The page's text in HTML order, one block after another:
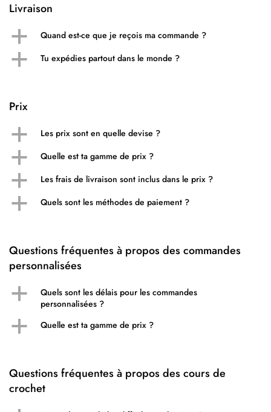
Livraison
a Quand est-ce que je reçois ma commande ?
a Tu expédies partout dans le monde ?
Prix
a Les prix sont en quelle devise ?
a Quelle est ta gamme de prix ?
a Les frais de livraison sont inclus dans le prix ?
a Quels sont les méthodes de paiement ?
Questions fréquentes à propos des commandes
personnalisées
a
Quels sont les délais pour les commandes
personnalisées ?
a Quelle est ta gamme de prix ?
Questions fréquentes à propos des cours de
crochet